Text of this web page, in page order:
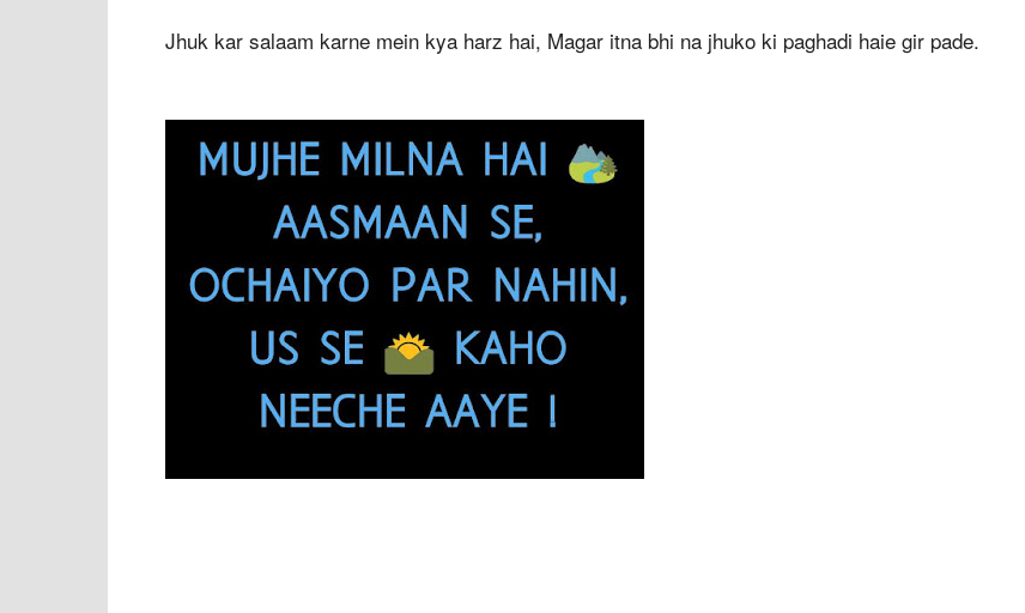
Jhuk kar salaam karne mein kya harz hai, Magar itna bhi na jhuko ki paghadi haie gir pade.